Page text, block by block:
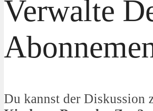
Verwalte
Du kannst der Diskussion